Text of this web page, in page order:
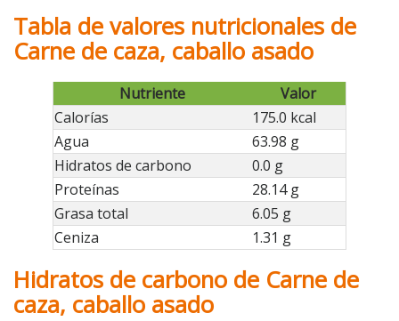
Tabla de valores nutricionales de
Carne de caza, caballo asado
Nutriente
Valor
Calorías
175.0 kcal
Agua
63.98 g
Hidratos de carbono
0.0 g
Proteínas
28.14 g
Grasa total
6.05 g
Ceniza
1.31 g
Hidratos de carbono de Carne de
caza, caballo asado